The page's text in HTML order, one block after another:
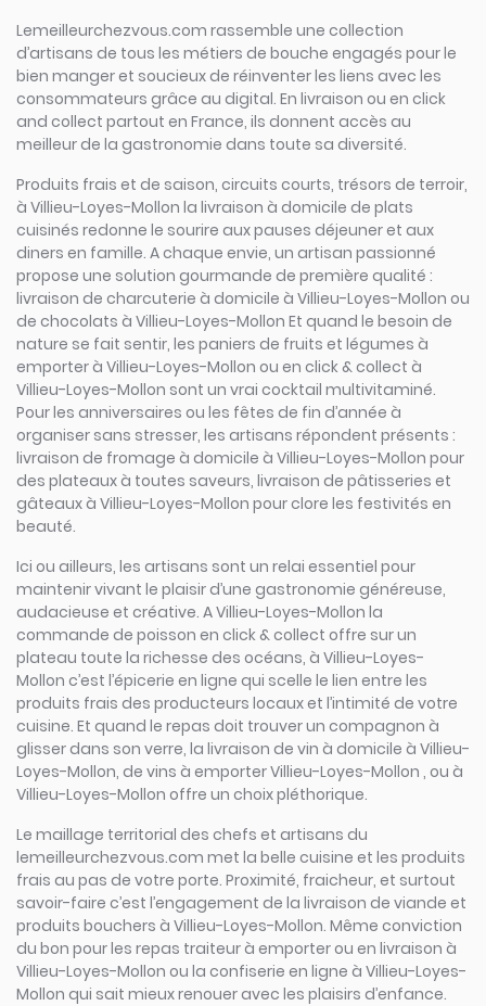
Lemeilleurchezvous.com rassemble une collection
d’artisans de tous les métiers de bouche engagés pour le
bien manger et soucieux de réinventer les liens avec les
consommateurs grâce au digital. En livraison ou en click
and collect partout en France, ils donnent accès au
meilleur de la gastronomie dans toute sa diversité.
Produits frais et de saison, circuits courts, trésors de terroir,
à Villieu-Loyes-Mollon la livraison à domicile de plats
cuisinés redonne le sourire aux pauses déjeuner et aux
diners en famille. A chaque envie, un artisan passionné
propose une solution gourmande de première qualité :
livraison de charcuterie à domicile à Villieu-Loyes-Mollon ou
de chocolats à Villieu-Loyes-Mollon Et quand le besoin de
nature se fait sentir, les paniers de fruits et légumes à
emporter à Villieu-Loyes-Mollon ou en click & collect à
Villieu-Loyes-Mollon sont un vrai cocktail multivitaminé.
Pour les anniversaires ou les fêtes de fin d’année à
organiser sans stresser, les artisans répondent présents :
livraison de fromage à domicile à Villieu-Loyes-Mollon pour
des plateaux à toutes saveurs, livraison de pâtisseries et
gâteaux à Villieu-Loyes-Mollon pour clore les festivités en
beauté.
Ici ou ailleurs, les artisans sont un relai essentiel pour
maintenir vivant le plaisir d’une gastronomie généreuse,
audacieuse et créative. A Villieu-Loyes-Mollon la
commande de poisson en click & collect offre sur un
plateau toute la richesse des océans, à Villieu-Loyes-
Mollon c’est l’épicerie en ligne qui scelle le lien entre les
produits frais des producteurs locaux et l’intimité de votre
cuisine. Et quand le repas doit trouver un compagnon à
glisser dans son verre, la livraison de vin à domicile à Villieu-
Loyes-Mollon, de vins à emporter Villieu-Loyes-Mollon , ou à
Villieu-Loyes-Mollon offre un choix pléthorique.
Le maillage territorial des chefs et artisans du
lemeilleurchezvous.com met la belle cuisine et les produits
frais au pas de votre porte. Proximité, fraicheur, et surtout
savoir-faire c’est l’engagement de la livraison de viande et
produits bouchers à Villieu-Loyes-Mollon. Même conviction
du bon pour les repas traiteur à emporter ou en livraison à
Villieu-Loyes-Mollon ou la confiserie en ligne à Villieu-Loyes-
Mollon qui sait mieux renouer avec les plaisirs d’enfance.